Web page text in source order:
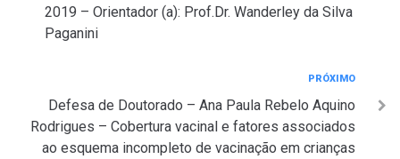
2019 – Orientador (a): Prof.Dr. Wanderley da Silva
Paganini
PRÓXIMO
Defesa de Doutorado – Ana Paula Rebelo Aquino
Rodrigues – Cobertura vacinal e fatores associados
ao esquema incompleto de vacinação em crianças